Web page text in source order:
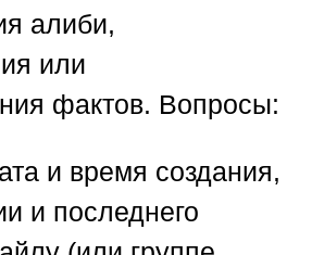
алиби,
или
фактов. Вопросы:
и время создания,
и последнего